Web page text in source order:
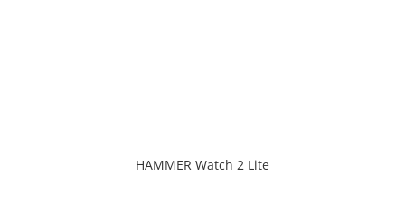
HAMMER Watch 2 Lite